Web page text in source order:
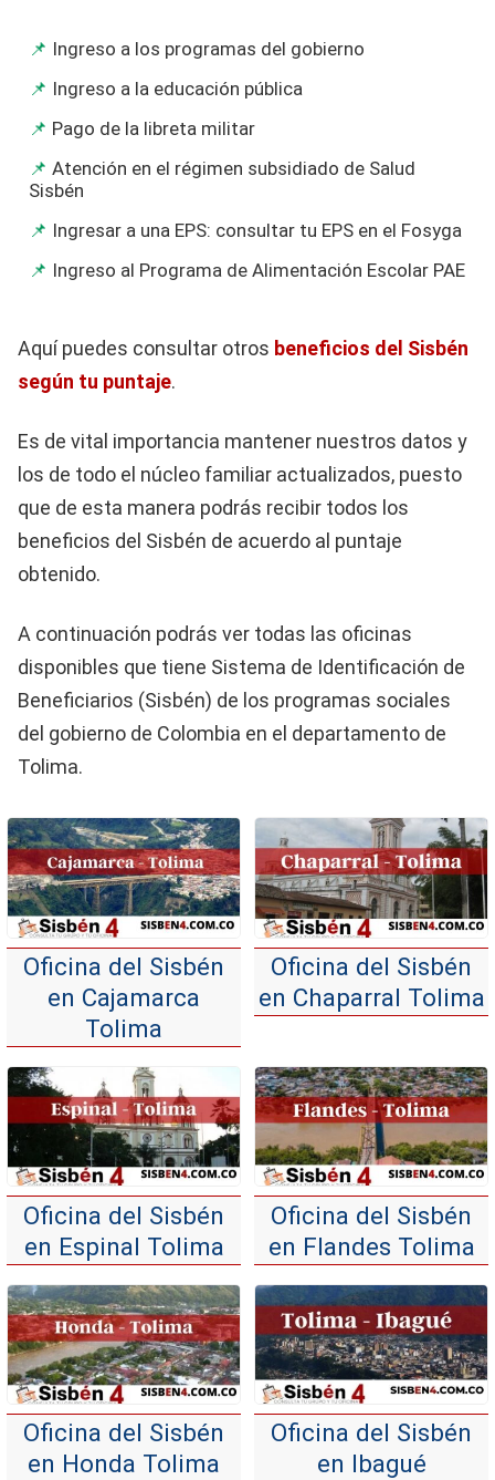
Ingreso a los programas del gobierno
Ingreso a la educación pública
Pago de la libreta militar
Atención en el régimen subsidiado de Salud
Sisbén
Ingresar a una EPS: consultar tu EPS en el Fosyga
Ingreso al Programa de Alimentación Escolar PAE
Aquí puedes consultar otros beneficios del Sisbén
según tu puntaje.
Es de vital importancia mantener nuestros datos y
los de todo el núcleo familiar actualizados, puesto
que de esta manera podrás recibir todos los
beneficios del Sisbén de acuerdo al puntaje
obtenido.
A continuación podrás ver todas las oficinas
disponibles que tiene Sistema de Identificación de
Beneficiarios (Sisbén) de los programas sociales
del gobierno de Colombia en el departamento de
Tolima.
Oficina del Sisbén
en Cajamarca
Tolima
Oficina del Sisbén
en Chaparral Tolima
Oficina del Sisbén
en Espinal Tolima
Oficina del Sisbén
en Flandes Tolima
Oficina del Sisbén
en Honda Tolima
Oficina del Sisbén
en Ibagué